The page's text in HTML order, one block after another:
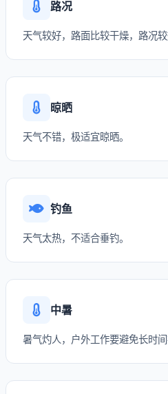
路况
天气较好，路面比较干燥，路况较
晾晒
天气不错，极适宜晾晒。
钓鱼
天气太热，不适合垂钓。
中暑
暑气灼人，户外工作要避免长时间